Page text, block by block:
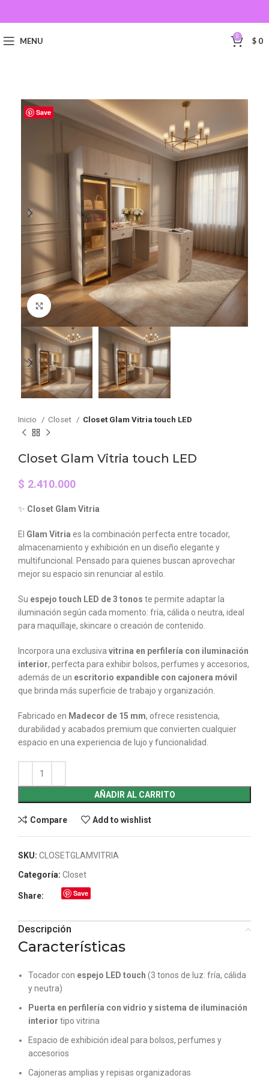
MENU 0 $ 0
Save
Click to enlarge
Inicio Closet Closet Glam Vitria touch LED
Closet Glam Vitria touch LED
$ 2.410.000
✨ Closet Glam Vitria
El Glam Vitria es la combinación perfecta entre tocador,
almacenamiento y exhibición en un diseño elegante y
multifuncional. Pensado para quienes buscan aprovechar
mejor su espacio sin renunciar al estilo.
Su espejo touch LED de 3 tonos te permite adaptar la
iluminación según cada momento: fría, cálida o neutra, ideal
para maquillaje, skincare o creación de contenido.
Incorpora una exclusiva vitrina en perfilería con iluminación
interior, perfecta para exhibir bolsos, perfumes y accesorios,
además de un escritorio expandible con cajonera móvil
que brinda más superficie de trabajo y organización.
Fabricado en Madecor de 15 mm, ofrece resistencia,
durabilidad y acabados premium que convierten cualquier
espacio en una experiencia de lujo y funcionalidad.
AÑADIR AL CARRITO
Compare Add to wishlist
SKU: CLOSETGLAMVITRIA
Categoría: Closet
Share: Save
Descripción
Características
Tocador con espejo LED touch (3 tonos de luz: fría, cálida
y neutra)
Puerta en perfilería con vidrio y sistema de iluminación
interior tipo vitrina
Espacio de exhibición ideal para bolsos, perfumes y
accesorios
Cajoneras amplias y repisas organizadoras